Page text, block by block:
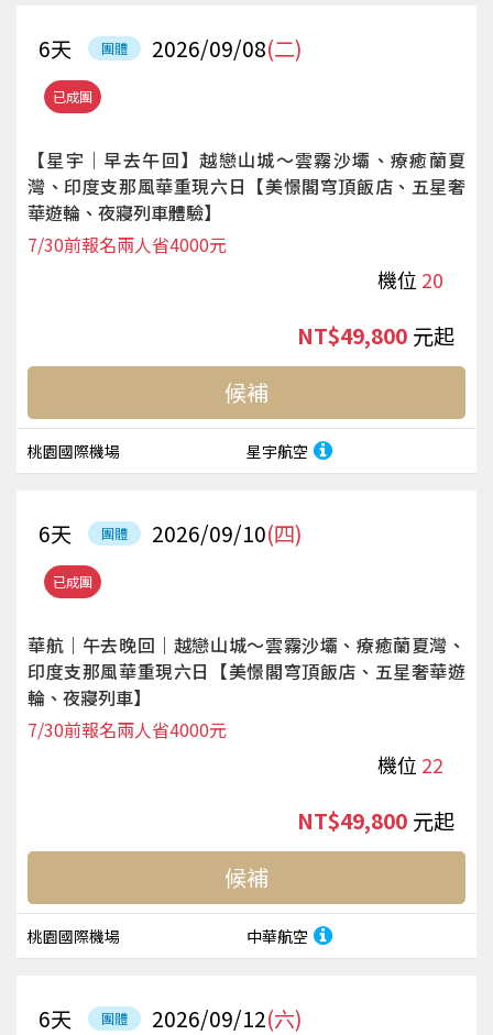
已成團
團體 2026/09/08(二)
6天
【星宇｜早去午回】越戀山城～雲霧沙壩、療癒蘭夏
灣、印度支那風華重現六日【美憬閣穹頂飯店、五星奢
華遊輪、夜寢列車體驗】
機位 20
7/30前報名兩人省4000元
桃園國際機場 星宇航空
NT$49,800 起
候補
已成團
團體 2026/09/10(四)
6天
華航｜午去晚回｜越戀山城～雲霧沙壩、療癒蘭夏灣、
印度支那風華重現六日【美憬閣穹頂飯店、五星奢華遊
輪、夜寢列車】
機位 22
7/30前報名兩人省4000元
桃園國際機場 中華航空
NT$49,800 起
候補
團體 2026/09/12(六)
6天